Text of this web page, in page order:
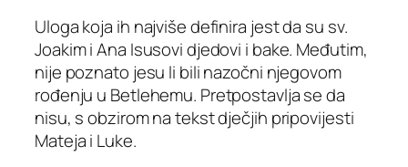
Uloga koja ih najviše definira jest da su sv.
Joakim i Ana Isusovi djedovi i bake. Međutim,
nije poznato jesu li bili nazočni njegovom
rođenju u Betlehemu. Pretpostavlja se da
nisu, s obzirom na tekst dječjih pripovijesti
Mateja i Luke.